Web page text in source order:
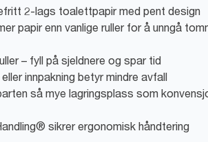
2-lags toalettpapir med pent design
papir enn vanlige ruller for å unngå
– fyll på sjeldnere og spar tid
innpakning betyr mindre avfall
så mye lagringsplass som
sikrer ergonomisk håndtering